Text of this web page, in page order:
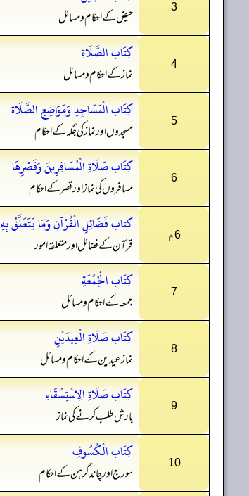
3
حیض کے احکام و مسائل
4 كِتَاب الصَّلَاةِ
نماز کے احکام و مسائل
5 كِتَاب الْمَسَاجِدِ وَمَوَاضِعِ الصَّلَاة
مسجدوں اور نماز کی جگہ کے احکام
6 كِتَاب صَلَاةِ الْمُسَافِرِينَ وَقَصْرِهَا
مسافروں کی نماز اور قصر کے احکام
6م کتاب فَضَائِلِ الْقُرْآنِ وَمَا يَتَعَلَّقُ بِهِ
قرآن کے فضائل اور متعلقہ امور
7 كِتَاب الْجُمُعَةِ
جمعہ کے احکام و مسائل
8 كِتَاب صَلَاةِ الْعِيدَيْنِ
نماز عیدین کے احکام و مسائل
9 كِتَاب صَلَاةِ الِاسْتِسْقَاءِ
بارش طلب کرنے کی نماز
10 كِتَاب الْكُسُوفِ
سورج اور چاند گرہن کے احکام